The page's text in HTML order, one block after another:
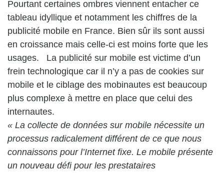
Pourtant certaines ombres viennent entacher ce
tableau idyllique et notamment les chiffres de la
publicité mobile en France. Bien sûr ils sont aussi
en croissance mais celle-ci est moins forte que les
usages. La publicité sur mobile est victime d’un
frein technologique car il n’y a pas de cookies sur
mobile et le ciblage des mobinautes est beaucoup
plus complexe à mettre en place que celui des
internautes.
« La collecte de données sur mobile nécessite un
processus radicalement différent de ce que nous
connaissons pour l’Internet fixe. Le mobile présente
un nouveau défi pour les prestataires